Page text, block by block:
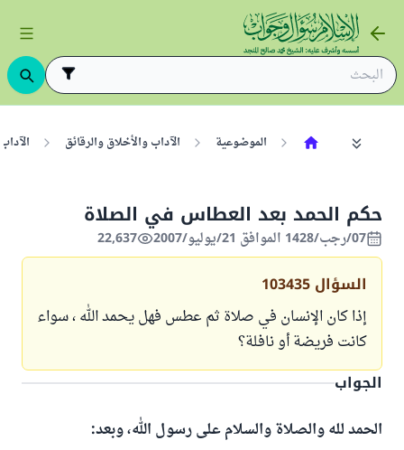
الموضوعية الآداب والأخلاق والرقائق الآداب
حكم الحمد بعد العطاس في الصلاة
07/رجب/1428 الموافق 21/يوليو/2007 22,637
السؤال 103435
إذا كان الإنسان في صلاة ثم عطس فهل يحمد الله ، سواء
كانت فريضة أو نافلة؟
الجواب
الحمد لله والصلاة والسلام على رسول الله، وبعد: